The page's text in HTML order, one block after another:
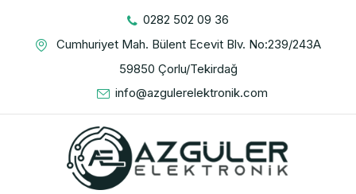
0282 502 09 36
Cumhuriyet Mah. Bülent Ecevit Blv. No:239/243A
59850 Çorlu/Tekirdağ
info@azgulerelektronik.com